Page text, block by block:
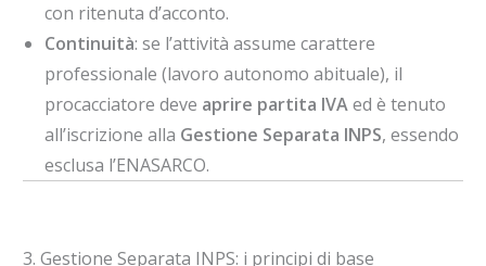
con ritenuta d’acconto.
Continuità: se l’attività assume carattere
professionale (lavoro autonomo abituale), il
procacciatore deve aprire partita IVAed è tenuto
all’iscrizione alla Gestione Separata INPS, essendo
esclusa l’ENASARCO.
3. Gestione Separata INPS: i principi di base